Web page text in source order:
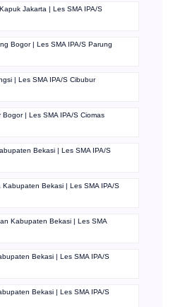
Jakarta | Les SMA IPA/S
Bogor | Les SMA IPA/S Parung
| Les SMA IPA/S Cibubur
| Les SMA IPA/S Ciomas
Bekasi | Les SMA IPA/S
Kabupaten Bekasi | Les SMA IPA/S
Kabupaten Bekasi | Les SMA
Bekasi | Les SMA IPA/S
Bekasi | Les SMA IPA/S